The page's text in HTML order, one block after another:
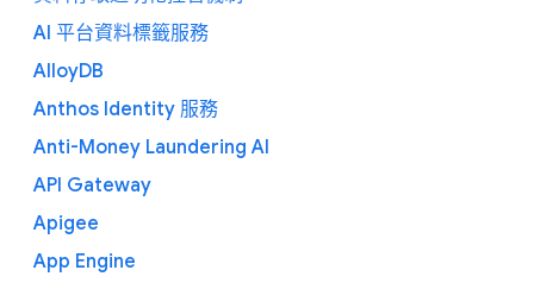
AI 平台資料標籤服務
AlloyDB
Anthos Identity 服務
Anti-Money Laundering AI
API Gateway
Apigee
App Engine